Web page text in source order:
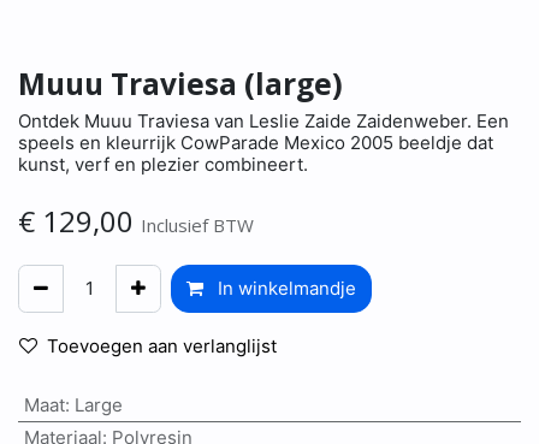
Muuu Traviesa (large)
Ontdek Muuu Traviesa van Leslie Zaide Zaidenweber. Een
speels en kleurrijk CowParade Mexico 2005 beeldje dat
kunst, verf en plezier combineert.
€ 129,00 Inclusief BTW
In winkelmandje
Toevoegen aan verlanglijst
Maat: Large
Materiaal: Polyresin